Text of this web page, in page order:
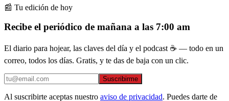
📰 Tu edición de hoy
Recibe el periódico de mañana a las 7:00 am
El diario para hojear, las claves del día y el podcast ☕ — todo en un
correo, todos los días. Gratis, y te das de baja con un clic.
Suscribirme
Al suscribirte aceptas nuestro aviso de privacidad. Puedes darte de